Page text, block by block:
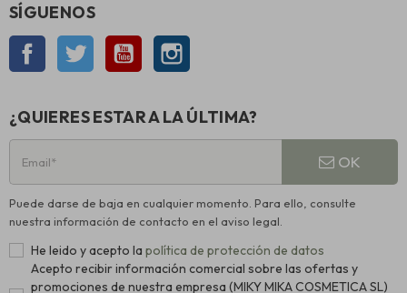
SÍGUENOS
Facebook Twitter YouTube
¿QUIERES ESTAR A LA ÚLTIMA?
OK
Puede darse de baja en cualquier momento. Para ello, consulte
nuestra información de contacto en el aviso legal.
He leido y acepto la política de protección de datos
Acepto recibir información comercial sobre las ofertas y
promociones de nuestra empresa (MIKY MIKA COSMETICA SL)